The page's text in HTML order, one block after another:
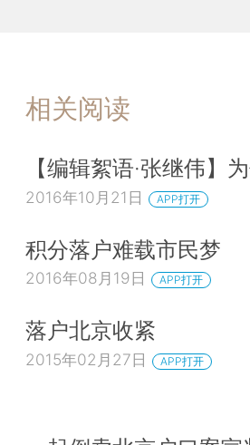
相关阅读
【编辑絮语·张继伟】
2016年10月21日 APP打开
积分落户难载市民梦
2016年08月19日 APP打开
落户北京收紧
2015年02月27日 APP打开